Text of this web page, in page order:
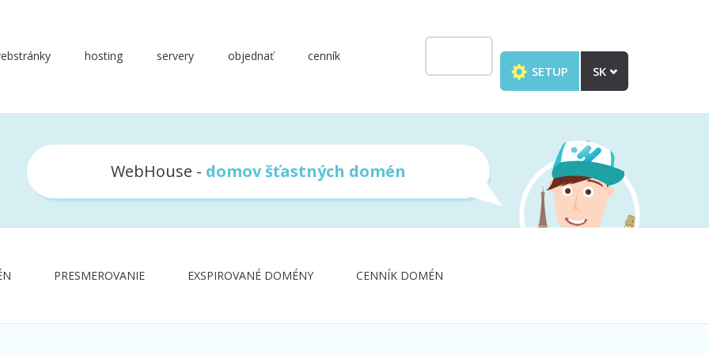
SETUP SK
hosting servery objednať cenník
WebHouse - domov šťastných domén
PRESMEROVANIE EXSPIROVANÉ DOMÉNY CENNÍK DOMÉN